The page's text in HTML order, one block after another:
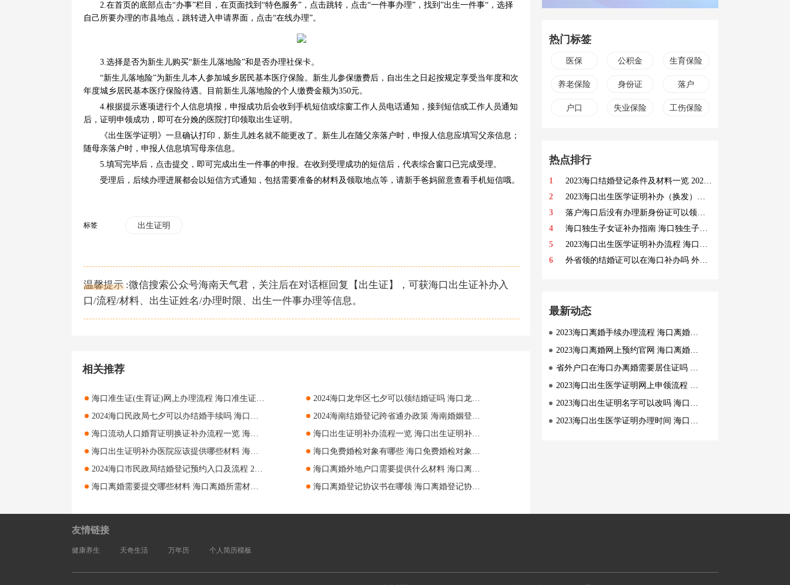
2.在首页的底部点击“办事”栏目，在页面找到“特色服务”，点击跳转，点击“一件事办理”，找到”出生一件事“，选择
自己所要办理的市县地点，跳转进入申请界面，点击“在线办理”。
3.选择是否为新生儿购买“新生儿落地险”和是否办理社保卡。
“新生儿落地险”为新生儿本人参加城乡居民基本医疗保险。新生儿参保缴费后，自出生之日起按规定享受当年度和次
年度城乡居民基本医疗保险待遇。目前新生儿落地险的个人缴费金额为350元。
4.根据提示逐项进行个人信息填报，申报成功后会收到手机短信或综窗工作人员电话通知，接到短信或工作人员通知
后，证明申领成功，即可在分娩的医院打印领取出生证明。
《出生医学证明》一旦确认打印，新生儿姓名就不能更改了。新生儿在随父亲落户时，申报人信息应填写父亲信息；
随母亲落户时，申报人信息填写母亲信息。
5.填写完毕后，点击提交，即可完成出生一件事的申报。在收到受理成功的短信后，代表综合窗口已完成受理。
受理后，后续办理进展都会以短信方式通知，包括需要准备的材料及领取地点等，请新手爸妈留意查看手机短信哦。
标签 出生证明
温馨提示 :微信搜索公众号海南天气君，关注后在对话框回复【出生证】，可获海口出生证补办入
口/流程/材料、出生证姓名/办理时限、出生一件事办理等信息。
相关推荐
热门标签
医保 公积金 生育保险
养老保险 身份证 落户
户口 失业保险 工伤保险
热点排行
1
2023海口结婚登记条件及材料一览 2023海口结婚登记条件及材料盘点
2
2023海口出生医学证明补办（换发）指南 海口出生医学证明补发要求
3
落户海口后没有办理新身份证可以领证吗 海口结婚登记要求
4
海口独生子女证补办指南 海口独生子女证补办要求
5
2023海口出生医学证明补办流程 海口出生医学证明办理渠道
6
外省领的结婚证可以在海口补办吗 外省在海口领的结婚证补办要求
最新动态
2023海口离婚手续办理流程 海口离婚手续办理指南
2023海口离婚网上预约官网 海口离婚网上预约渠道
省外户口在海口办离婚需要居住证吗 海口省外户籍离婚要求
2023海口出生医学证明网上申领流程 海口出生医学证明网上申请指南
2023海口出生证明名字可以改吗 海口出生医学证明姓名怎么改
2023海口出生医学证明办理时间 海口出生医学证明办理指南
友情链接
健康养生 天奇生活 万年历 个人简历模板